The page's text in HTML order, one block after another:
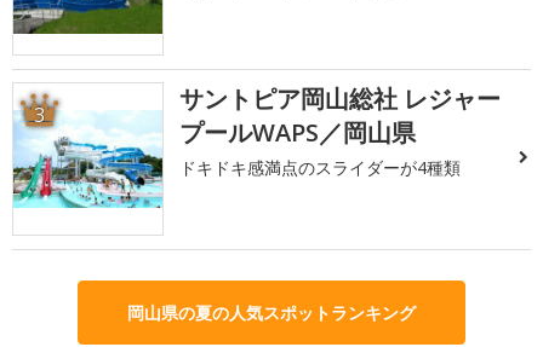
3
サントピア岡山総社 レジャー
プールWAPS／岡山県
ドキドキ感満点のスライダーが4種類
岡山県の夏の人気スポットランキング